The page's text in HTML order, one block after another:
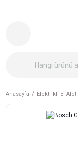
Anasayfa Elektrikli El